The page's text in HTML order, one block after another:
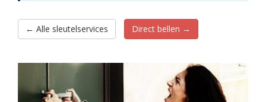
← Alle sleutelservices Direct bellen →